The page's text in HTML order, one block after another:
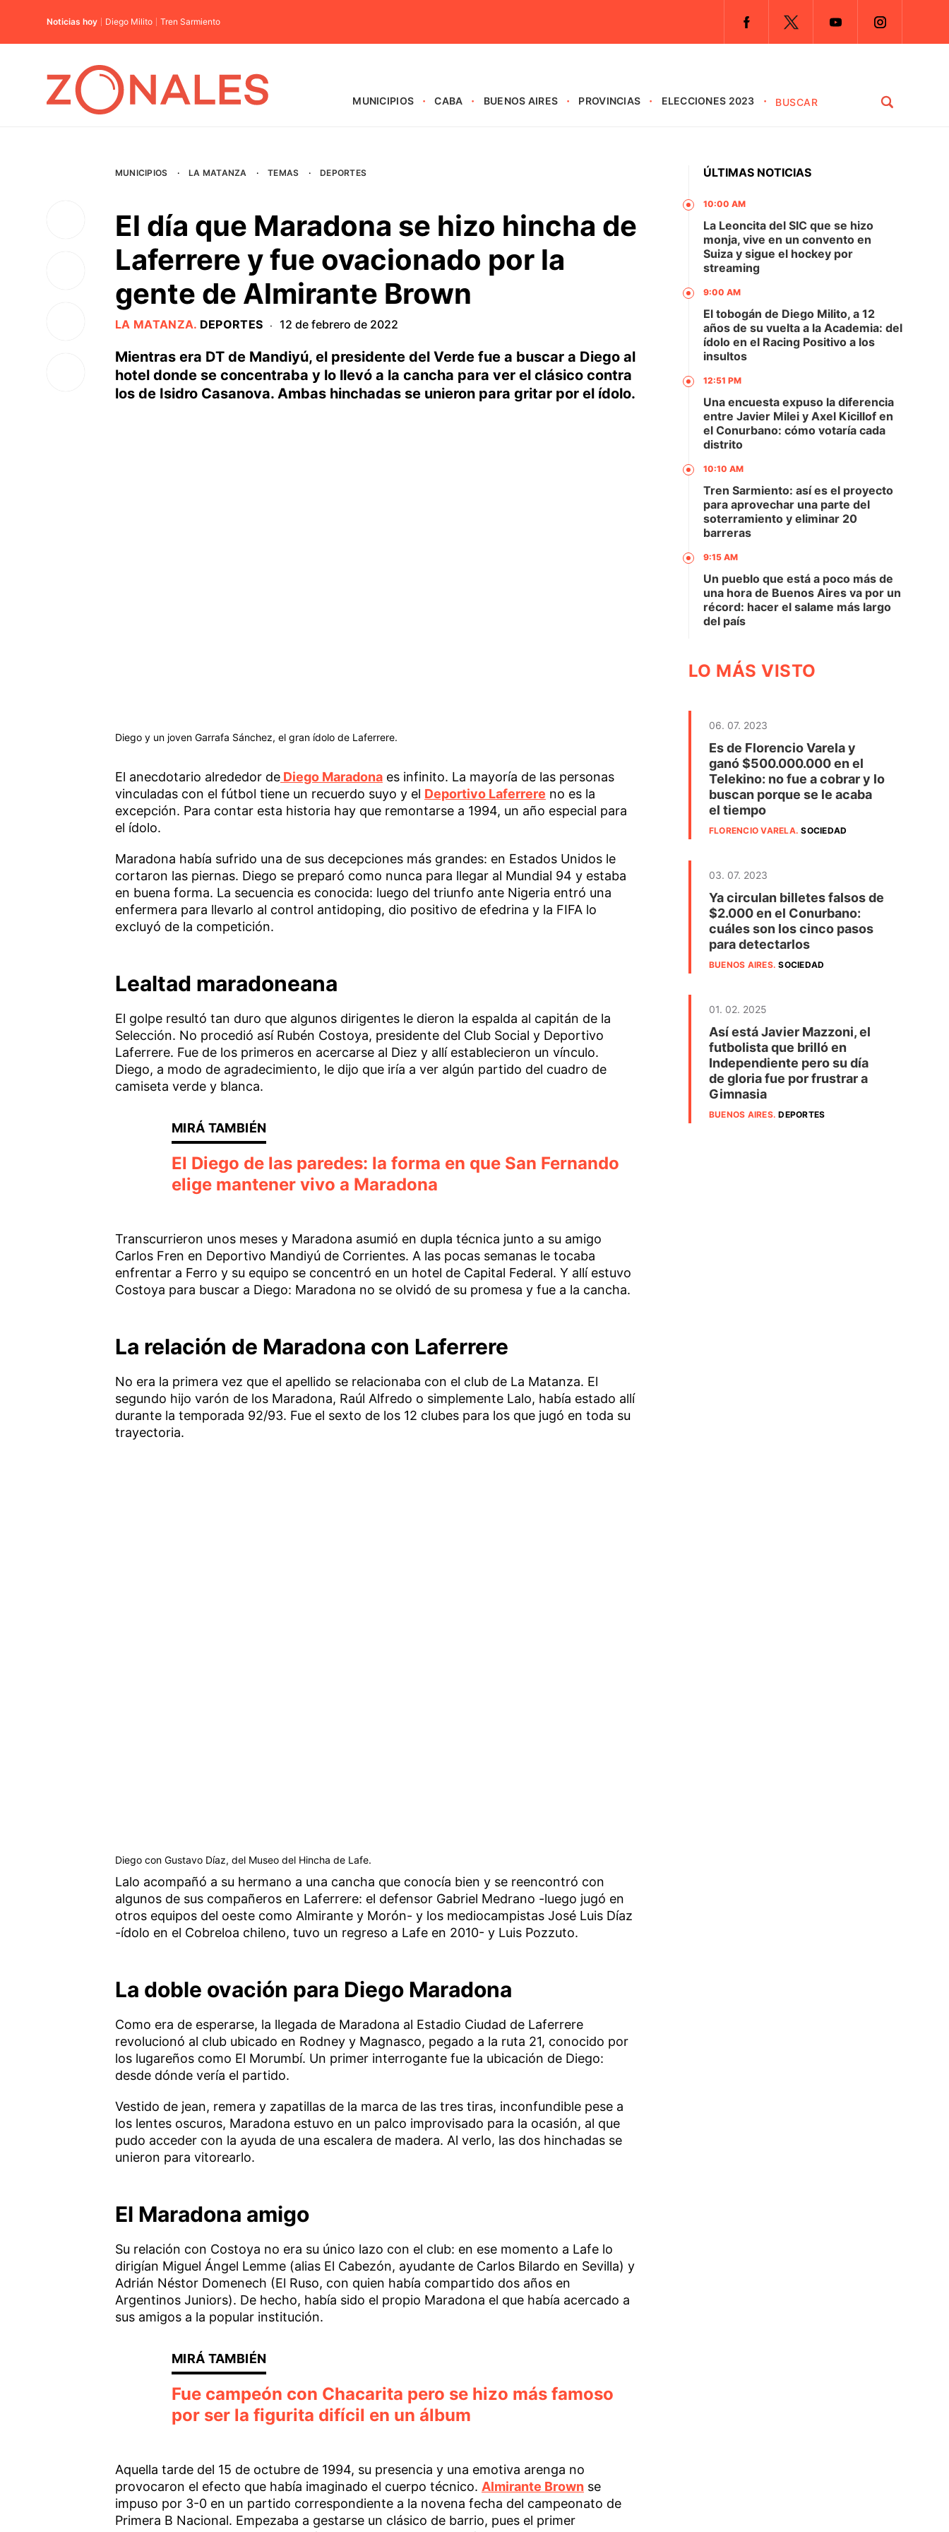
Noticias hoy Diego Milito Tren Sarmiento
MUNICIPIOS CABA BUENOS AIRES PROVINCIAS ELECCIONES 2023
MUNICIPIOS · LA MATANZA · TEMAS · DEPORTES
El día que Maradona se hizo hincha de
Laferrere y fue ovacionado por la
gente de Almirante Brown
LA MATANZA. DEPORTES · 12 de febrero de 2022
Mientras era DT de Mandiyú, el presidente del Verde fue a buscar a Diego al
hotel donde se concentraba y lo llevó a la cancha para ver el clásico contra
los de Isidro Casanova. Ambas hinchadas se unieron para gritar por el ídolo.
Diego y un joven Garrafa Sánchez, el gran ídolo de Laferrere.
El anecdotario alrededor deDiego Maradonaes infinito. La mayoría de las personas
vinculadas con el fútbol tiene un recuerdo suyo y el Deportivo Laferrere no es la
excepción. Para contar esta historia hay que remontarse a 1994, un año especial para
el ídolo.
Maradona había sufrido una de sus decepciones más grandes: en Estados Unidos le
cortaron las piernas. Diego se preparó como nunca para llegar al Mundial 94 y estaba
en buena forma. La secuencia es conocida: luego del triunfo ante Nigeria entró una
enfermera para llevarlo al control antidoping, dio positivo de efedrina y la FIFA lo
excluyó de la competición.
Lealtad maradoneana
El golpe resultó tan duro que algunos dirigentes le dieron la espalda al capitán de la
Selección. No procedió así Rubén Costoya, presidente del Club Social y Deportivo
Laferrere. Fue de los primeros en acercarse al Diez y allí establecieron un vínculo.
Diego, a modo de agradecimiento, le dijo que iría a ver algún partido del cuadro de
camiseta verde y blanca.
El Diego de las paredes: la forma en que San Fernando
elige mantener vivo a Maradona
Transcurrieron unos meses y Maradona asumió en dupla técnica junto a su amigo
Carlos Fren en Deportivo Mandiyú de Corrientes. A las pocas semanas le tocaba
enfrentar a Ferro y su equipo se concentró en un hotel de Capital Federal. Y allí estuvo
Costoya para buscar a Diego: Maradona no se olvidó de su promesa y fue a la cancha.
La relación de Maradona con Laferrere
No era la primera vez que el apellido se relacionaba con el club de La Matanza. El
segundo hijo varón de los Maradona, Raúl Alfredo o simplemente Lalo, había estado allí
durante la temporada 92/93. Fue el sexto de los 12 clubes para los que jugó en toda su
trayectoria.
Diego con Gustavo Díaz, del Museo del Hincha de Lafe.
Lalo acompañó a su hermano a una cancha que conocía bien y se reencontró con
algunos de sus compañeros en Laferrere: el defensor Gabriel Medrano -luego jugó en
otros equipos del oeste como Almirante y Morón- y los mediocampistas José Luis Díaz
-ídolo en el Cobreloa chileno, tuvo un regreso a Lafe en 2010- y Luis Pozzuto.
La doble ovación para Diego Maradona
Como era de esperarse, la llegada de Maradona al Estadio Ciudad de Laferrere
revolucionó al club ubicado en Rodney y Magnasco, pegado a la ruta 21, conocido por
los lugareños como El Morumbí. Un primer interrogante fue la ubicación de Diego:
desde dónde vería el partido.
Vestido de jean, remera y zapatillas de la marca de las tres tiras, inconfundible pese a
los lentes oscuros, Maradona estuvo en un palco improvisado para la ocasión, al que
pudo acceder con la ayuda de una escalera de madera. Al verlo, las dos hinchadas se
unieron para vitorearlo.
El Maradona amigo
Su relación con Costoya no era su único lazo con el club: en ese momento a Lafe lo
dirigían Miguel Ángel Lemme (alias El Cabezón, ayudante de Carlos Bilardo en Sevilla) y
Adrián Néstor Domenech (El Ruso, con quien había compartido dos años en
Argentinos Juniors). De hecho, había sido el propio Maradona el que había acercado a
sus amigos a la popular institución.
Fue campeón con Chacarita pero se hizo más famoso
por ser la figurita difícil en un álbum
Aquella tarde del 15 de octubre de 1994, su presencia y una emotiva arenga no
provocaron el efecto que había imaginado el cuerpo técnico. Almirante Brownse
impuso por 3-0 en un partido correspondiente a la novena fecha del campeonato de
Primera B Nacional. Empezaba a gestarse un clásico de barrio, pues el primer
ÚLTIMAS NOTICIAS
10:00 AM
La Leoncita del SIC que se hizo
monja, vive en un convento en
Suiza y sigue el hockey por
streaming
9:00 AM
El tobogán de Diego Milito, a 12
años de su vuelta a la Academia: del
ídolo en el Racing Positivo a los
insultos
12:51 PM
Una encuesta expuso la diferencia
entre Javier Milei y Axel Kicillof en
el Conurbano: cómo votaría cada
distrito
10:10 AM
Tren Sarmiento: así es el proyecto
para aprovechar una parte del
soterramiento y eliminar 20
barreras
9:15 AM
Un pueblo que está a poco más de
una hora de Buenos Aires va por un
récord: hacer el salame más largo
del país
LO MÁS VISTO
06. 07. 2023
Es de Florencio Varela y
ganó $500.000.000 en el
Telekino: no fue a cobrar y lo
buscan porque se le acaba
el tiempo
FLORENCIO VARELA.SOCIEDAD
03. 07. 2023
Ya circulan billetes falsos de
$2.000 en el Conurbano:
cuáles son los cinco pasos
para detectarlos
BUENOS AIRES.SOCIEDAD
01. 02. 2025
Así está Javier Mazzoni, el
futbolista que brilló en
Independiente pero su día
de gloria fue por frustrar a
Gimnasia
BUENOS AIRES.DEPORTES